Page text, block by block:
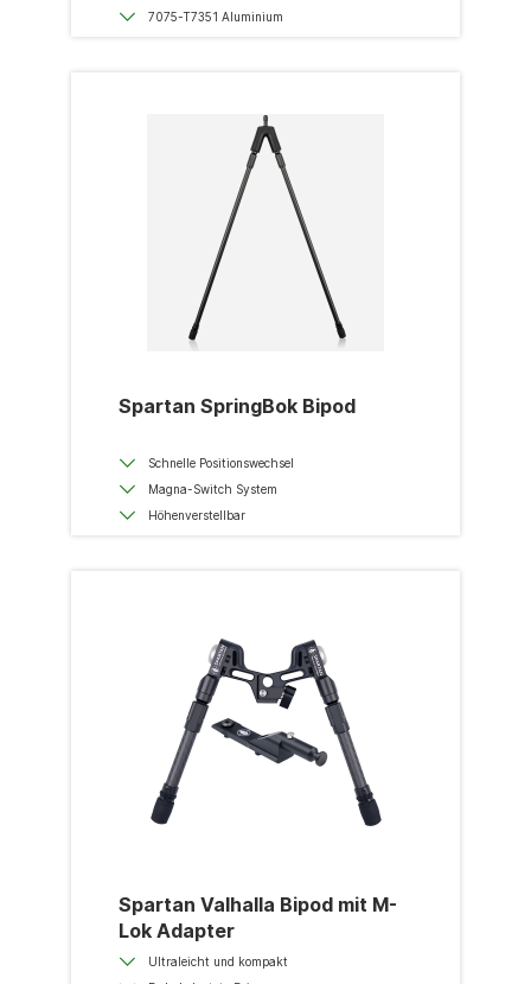
7075-T7351 Aluminium
Spartan SpringBok Bipod
Schnelle Positionswechsel
Magna-Switch System
Höhenverstellbar
Spartan Valhalla Bipod mit M-
Lok Adapter
Ultraleicht und kompakt